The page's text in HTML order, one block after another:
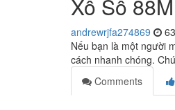
Xổ Số
andrewrjfa274869
Nếu bạn là một người
cách nhanh chóng.
Comments